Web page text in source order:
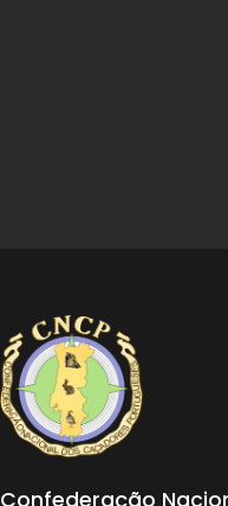
Confederação